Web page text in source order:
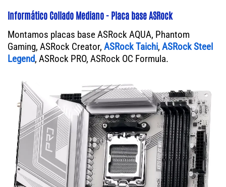
Informático Collado Mediano - Placa base ASRock
Montamos placas base ASRock AQUA, Phantom
Gaming, ASRock Creator, ASRock Taichi, ASRock Steel
Legend, ASRock PRO, ASRock OC Formula.